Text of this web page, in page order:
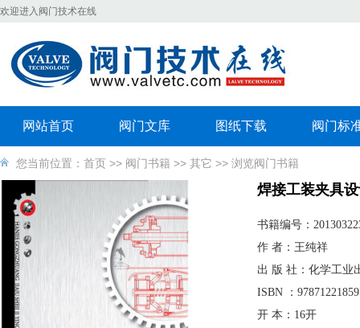
欢迎进入阀门技术在线
网站首页 阀门文库 图纸下载 阀门标
您当前位置： 首页 >> 阀门书籍 >> 其它 >> 浏览阀门书籍
焊接工装夹具
书籍编号：
作 者：王纯祥
出 版 社：化学工业
ISBN ：
开 本：16开